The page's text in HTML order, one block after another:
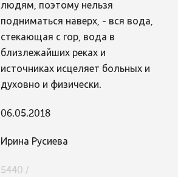
людям, поэтому нельзя
подниматься наверх, - вся вода,
стекающая с гор, вода в
близлежайших реках и
источниках исцеляет больных и
духовно и физически.
06.05.2018
Ирина Русиева
5440 /